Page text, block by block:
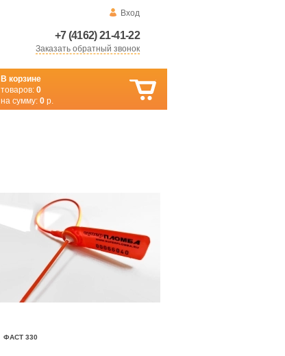
Вход
+7 (4162) 21-41-22
Заказать обратный звонок
В корзине
товаров: 0
на сумму: 0 р.
ФАСТ 330